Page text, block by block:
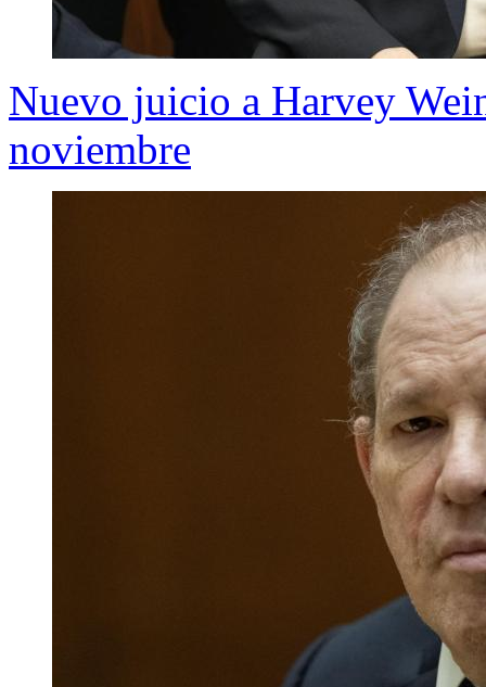
Nuevo juicio a Harvey
noviembre